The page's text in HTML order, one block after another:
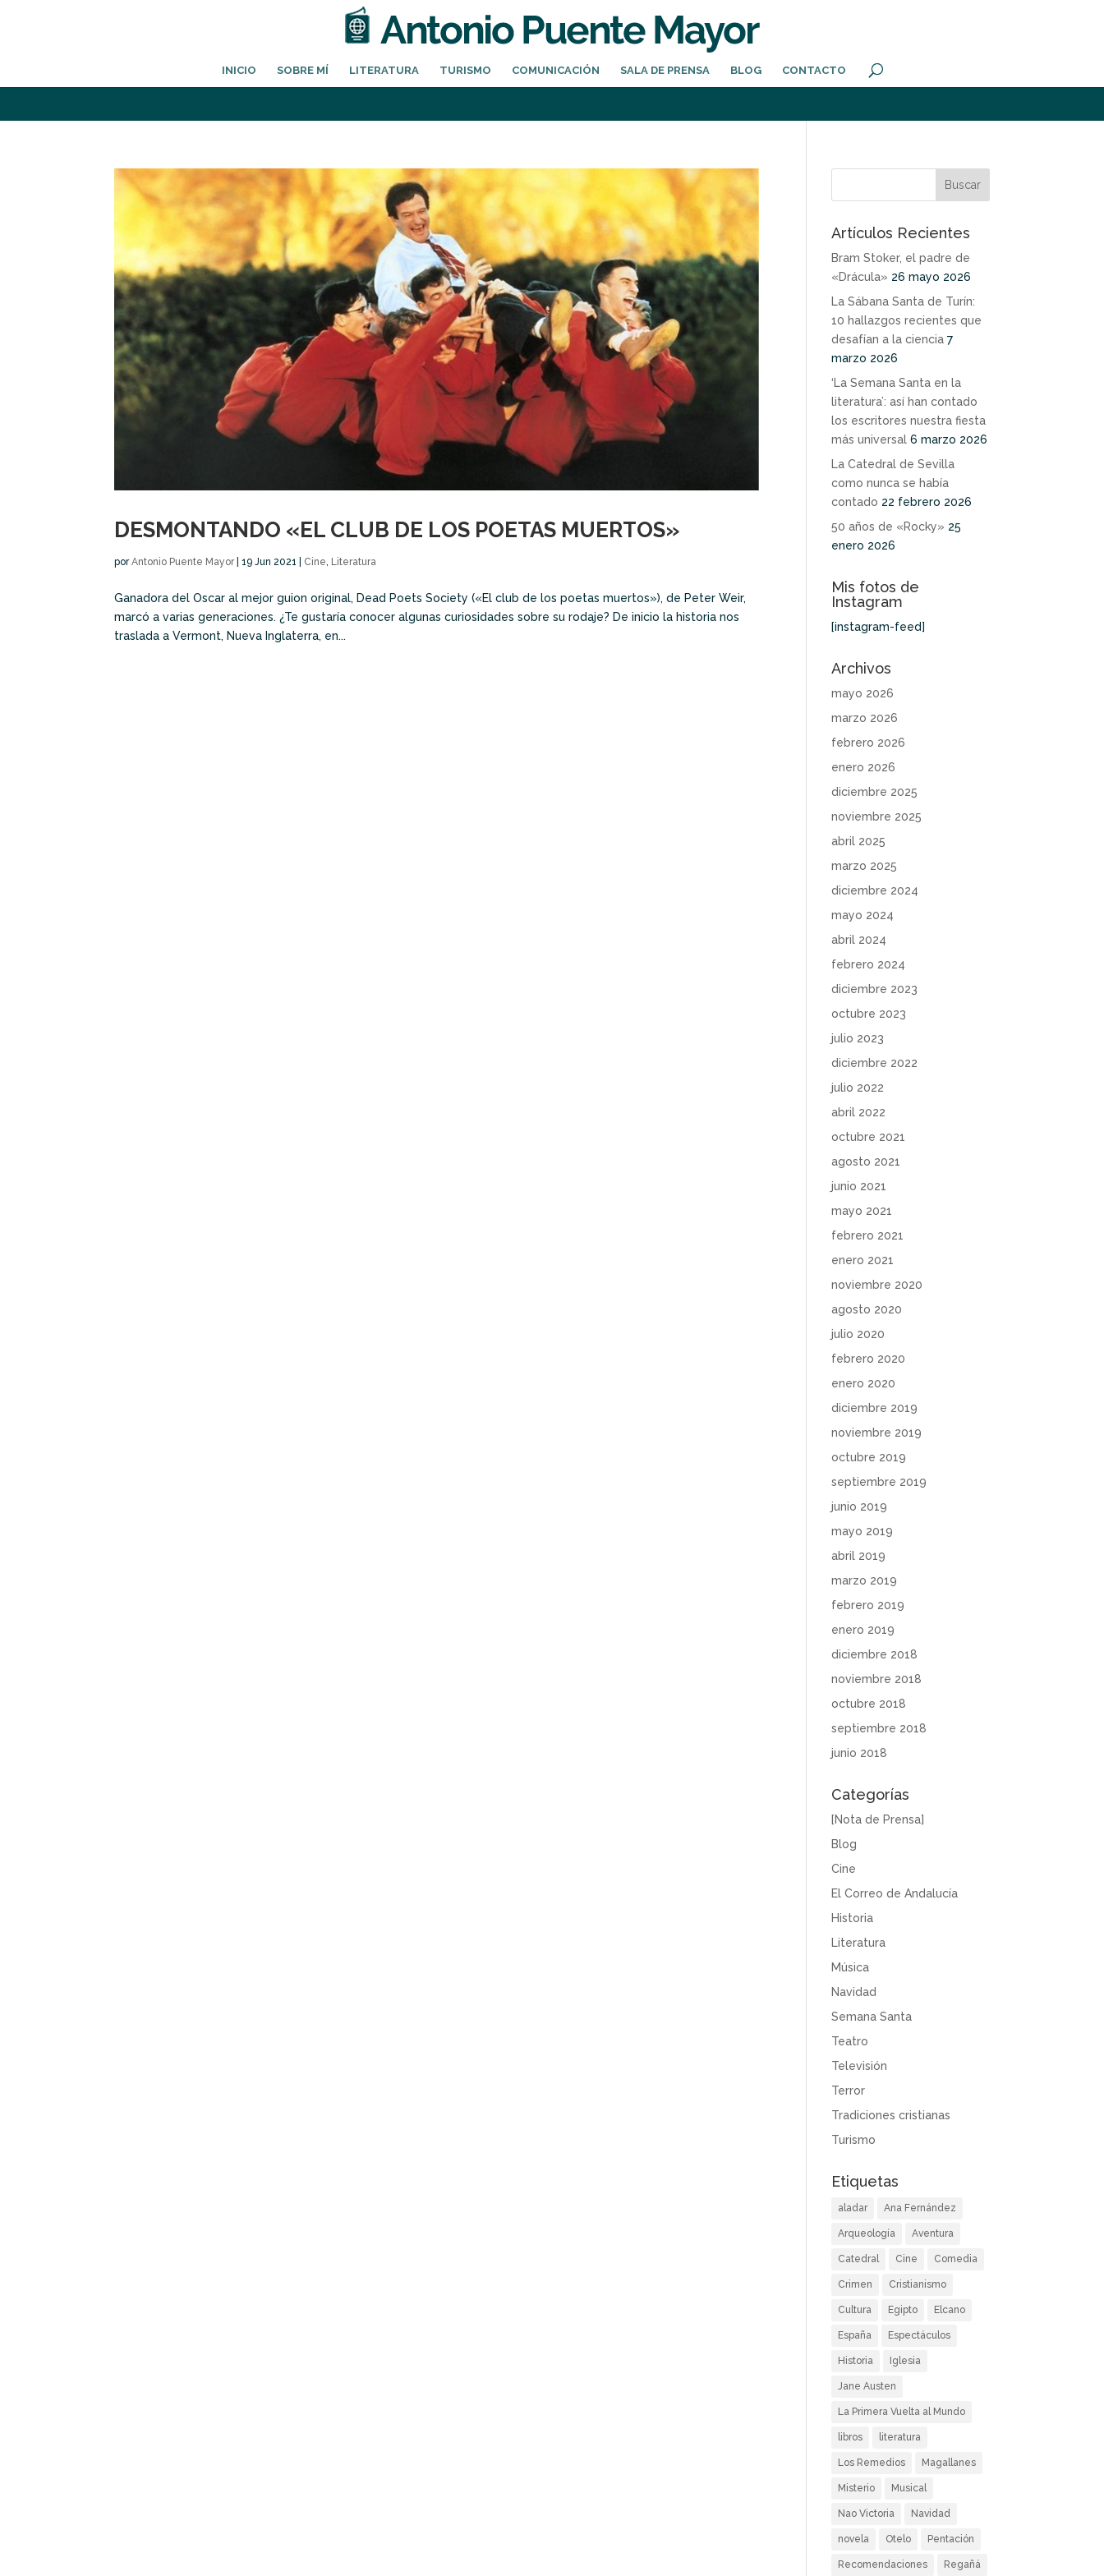
INICIO SOBRE MÍ LITERATURA TURISMO COMUNICACIÓN SALA DE PRENSA BLOG CONTACTO
DESMONTANDO «EL CLUB DE LOS POETAS MUERTOS»
porAntonio Puente Mayor| 19 Jun 2021 Cine, Literatura
Ganadora del Oscar al mejor guion original, Dead Poets Society («El club de los poetas muertos»), de Peter Weir,
marcó a varias generaciones. ¿Te gustaría conocer algunas curiosidades sobre su rodaje? De inicio la historia nos
traslada a Vermont, Nueva Inglaterra, en...
Artículos Recientes
Bram Stoker, el padre de
«Drácula» 26 mayo 2026
La Sábana Santa de Turín:
10 hallazgos recientes que
desafían a la ciencia 7
marzo 2026
‘La Semana Santa en la
literatura’: así han contado
los escritores nuestra fiesta
más universal 6 marzo 2026
La Catedral de Sevilla
como nunca se había
contado 22 febrero 2026
50 años de «Rocky» 25
enero 2026
Mis fotos de
Instagram
[instagram-feed]
Archivos
mayo 2026
marzo 2026
febrero 2026
enero 2026
diciembre 2025
noviembre 2025
abril 2025
marzo 2025
diciembre 2024
mayo 2024
abril 2024
febrero 2024
diciembre 2023
octubre 2023
julio 2023
diciembre 2022
julio 2022
abril 2022
octubre 2021
agosto 2021
junio 2021
mayo 2021
febrero 2021
enero 2021
noviembre 2020
agosto 2020
julio 2020
febrero 2020
enero 2020
diciembre 2019
noviembre 2019
octubre 2019
septiembre 2019
junio 2019
mayo 2019
abril 2019
marzo 2019
febrero 2019
enero 2019
diciembre 2018
noviembre 2018
octubre 2018
septiembre 2018
junio 2018
Categorías
[Nota de Prensa]
Blog
Cine
El Correo de Andalucía
Historia
Literatura
Música
Navidad
Semana Santa
Teatro
Televisión
Terror
Tradiciones cristianas
Turismo
Etiquetas
aladar Ana Fernández
Arqueología Aventura
Catedral Cine Comedia
Crimen Cristianismo
Cultura Egipto Elcano
España Espectáculos
Historia Iglesia
Jane Austen
La Primera Vuelta al Mundo
libros literatura
Los Remedios Magallanes
Misterio Musical
Nao Victoria Navidad
novela Otelo Pentación
Recomendaciones Regañá